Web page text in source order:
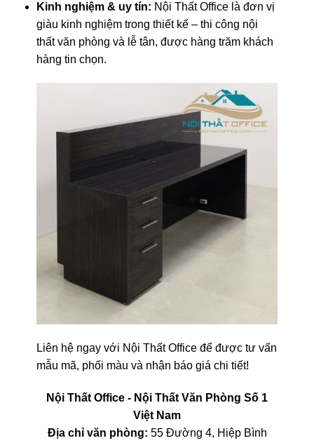
Kinh nghiệm & uy tín: Nội Thất Office là đơn vị
giàu kinh nghiệm trong thiết kế – thi công nội
thất văn phòng và lễ tân, được hàng trăm khách
hàng tin chọn.
Liên hệ ngay với Nội Thất Office để được tư vấn
mẫu mã, phối màu và nhận báo giá chi tiết!
Nội Thất Office - Nội Thất Văn Phòng Số 1
Việt Nam
Địa chỉ văn phòng: 55 Đường 4, Hiệp Bình